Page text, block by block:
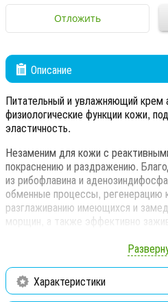
Отложить
Описание
Питательный и увлажняющий крем
физиологические функции кожи,
эластичность.
Незаменим для кожи с
покраснению и раздражению.
из рибофлавина и
обменные процессы, регенерацию
разглаживанию имеющихся и
морщин, а также эффективно
хиноктиол и ε-аминокапроновая
удерживать влагу. Эфиры
полисахаридов делают кожу
Характеристики